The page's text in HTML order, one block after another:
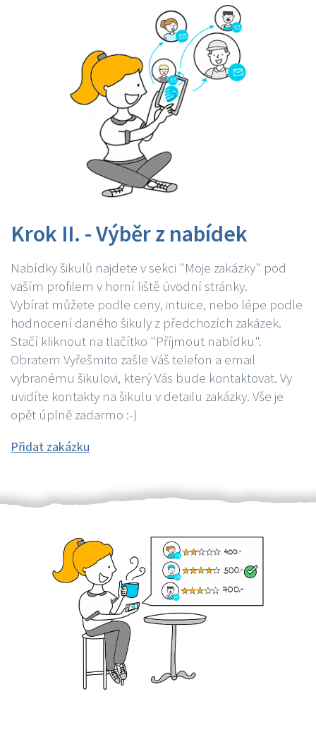
Krok II. - Výběr z nabídek
Nabídky šikulů najdete v sekci "Moje zakázky" pod
vaším profilem v horní liště úvodní stránky.
Vybírat můžete podle ceny, intuice, nebo lépe podle
hodnocení daného šikuly z předchozích zakázek.
Stačí kliknout na tlačítko "Příjmout nabídku".
Obratem Vyřešmito zašle Váš telefon a email
vybranému šikulovi, který Vás bude kontaktovat. Vy
uvidíte kontakty na šikulu v detailu zakázky. Vše je
opět úplně zadarmo :-)
Přidat zakázku